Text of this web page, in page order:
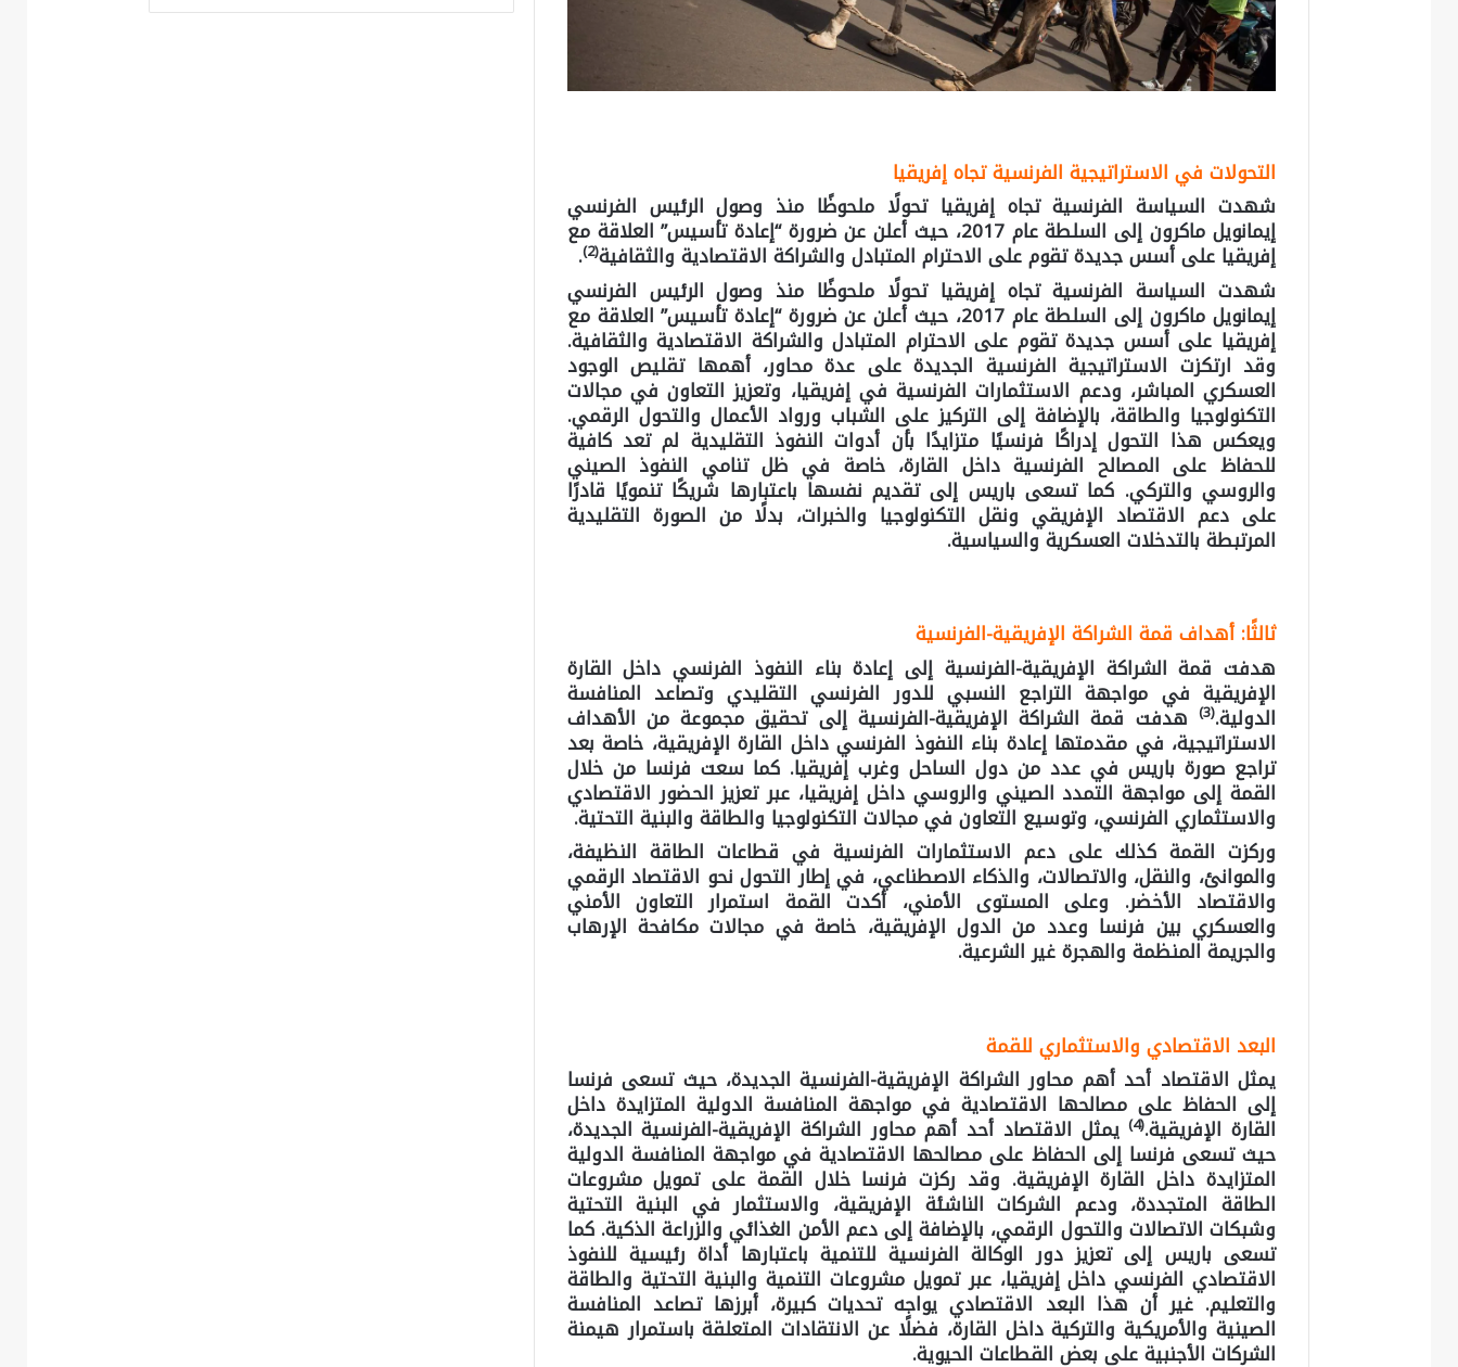
التحولات في الاستراتيجية الفرنسية تجاه إفريقيا
شهدت السياسة الفرنسية تجاه إفريقيا تحولًا ملحوظًا منذ وصول الرئيس الفرنسي
إيمانويل ماكرون إلى السلطة عام 2017، حيث أعلن عن ضرورة “إعادة تأسيس” العلاقة مع
إفريقيا على أسس جديدة تقوم على الاحترام المتبادل والشراكة الاقتصادية والثقافية(
2)
.
شهدت السياسة الفرنسية تجاه إفريقيا تحولًا ملحوظًا منذ وصول الرئيس الفرنسي
إيمانويل ماكرون إلى السلطة عام 2017، حيث أعلن عن ضرورة “إعادة تأسيس” العلاقة مع
إفريقيا على أسس جديدة تقوم على الاحترام المتبادل والشراكة الاقتصادية والثقافية.
وقد ارتكزت الاستراتيجية الفرنسية الجديدة على عدة محاور، أهمها تقليص الوجود
العسكري المباشر، ودعم الاستثمارات الفرنسية في إفريقيا، وتعزيز التعاون في مجالات
التكنولوجيا والطاقة، بالإضافة إلى التركيز على الشباب ورواد الأعمال والتحول الرقمي.
ويعكس هذا التحول إدراكًا فرنسيًا متزايدًا بأن أدوات النفوذ التقليدية لم تعد كافية
للحفاظ على المصالح الفرنسية داخل القارة، خاصة في ظل تنامي النفوذ الصيني
والروسي والتركي. كما تسعى باريس إلى تقديم نفسها باعتبارها شريكًا تنمويًا قادرًا
على دعم الاقتصاد الإفريقي ونقل التكنولوجيا والخبرات، بدلًا من الصورة التقليدية
المرتبطة بالتدخلات العسكرية والسياسية.
ثالثًا: أهداف قمة الشراكة الإفريقية-الفرنسية
هدفت قمة الشراكة الإفريقية-الفرنسية إلى إعادة بناء النفوذ الفرنسي داخل القارة
الإفريقية في مواجهة التراجع النسبي للدور الفرنسي التقليدي وتصاعد المنافسة
الدولية.(3) هدفت قمة الشراكة الإفريقية-الفرنسية إلى تحقيق مجموعة من الأهداف
الاستراتيجية، في مقدمتها إعادة بناء النفوذ الفرنسي داخل القارة الإفريقية، خاصة بعد
تراجع صورة باريس في عدد من دول الساحل وغرب إفريقيا. كما سعت فرنسا من خلال
القمة إلى مواجهة التمدد الصيني والروسي داخل إفريقيا، عبر تعزيز الحضور الاقتصادي
والاستثماري الفرنسي، وتوسيع التعاون في مجالات التكنولوجيا والطاقة والبنية التحتية.
وركزت القمة كذلك على دعم الاستثمارات الفرنسية في قطاعات الطاقة النظيفة،
والموانئ، والنقل، والاتصالات، والذكاء الاصطناعي، في إطار التحول نحو الاقتصاد الرقمي
والاقتصاد الأخضر. وعلى المستوى الأمني، أكدت القمة استمرار التعاون الأمني
والعسكري بين فرنسا وعدد من الدول الإفريقية، خاصة في مجالات مكافحة الإرهاب
والجريمة المنظمة والهجرة غير الشرعية.
البعد الاقتصادي والاستثماري للقمة
يمثل الاقتصاد أحد أهم محاور الشراكة الإفريقية-الفرنسية الجديدة، حيث تسعى فرنسا
إلى الحفاظ على مصالحها الاقتصادية في مواجهة المنافسة الدولية المتزايدة داخل
القارة الإفريقية.(4) يمثل الاقتصاد أحد أهم محاور الشراكة الإفريقية-الفرنسية الجديدة،
حيث تسعى فرنسا إلى الحفاظ على مصالحها الاقتصادية في مواجهة المنافسة الدولية
المتزايدة داخل القارة الإفريقية. وقد ركزت فرنسا خلال القمة على تمويل مشروعات
الطاقة المتجددة، ودعم الشركات الناشئة الإفريقية، والاستثمار في البنية التحتية
وشبكات الاتصالات والتحول الرقمي، بالإضافة إلى دعم الأمن الغذائي والزراعة الذكية. كما
تسعى باريس إلى تعزيز دور الوكالة الفرنسية للتنمية باعتبارها أداة رئيسية للنفوذ
الاقتصادي الفرنسي داخل إفريقيا، عبر تمويل مشروعات التنمية والبنية التحتية والطاقة
والتعليم. غير أن هذا البعد الاقتصادي يواجه تحديات كبيرة، أبرزها تصاعد المنافسة
الصينية والأمريكية والتركية داخل القارة، فضلًا عن الانتقادات المتعلقة باستمرار هيمنة
الشركات الأجنبية على بعض القطاعات الحيوية.